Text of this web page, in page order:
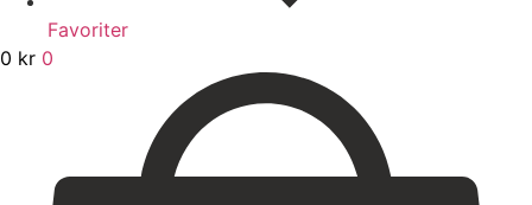
Favoriter
0 kr 0